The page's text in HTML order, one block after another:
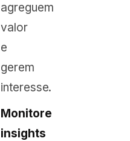
agreguem
valor
e
gerem
interesse.
Monitore
insights